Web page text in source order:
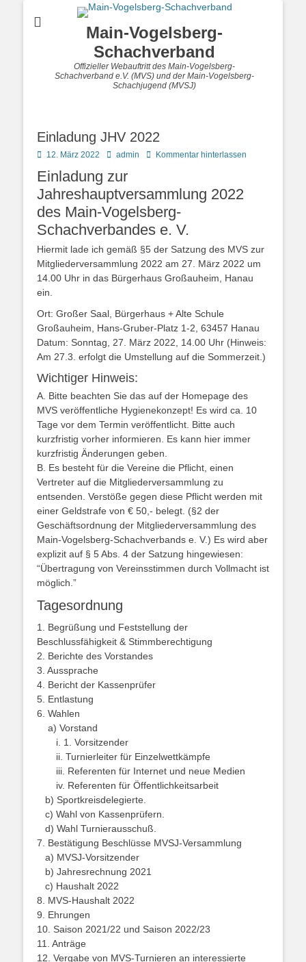
Main-Vogelsberg-
Schachverband
Offizieller Webauftritt des Main-Vogelsberg-
Schachverband e.V. (MVS) und der Main-Vogelsberg-
Schachjugend (MVSJ)
Einladung JHV 2022
Posted
12. März 2022 Autoradmin Kommentar hinterlassen
Einladung zur
Jahreshauptversammlung 2022
des Main-Vogelsberg-
Schachverbandes e. V.
Hiermit lade ich gemäß §5 der Satzung des MVS zur
Mitgliederversammlung 2022 am 27. März 2022 um
14.00 Uhr in das Bürgerhaus Großauheim, Hanau
ein.
Ort: Großer Saal, Bürgerhaus + Alte Schule
Großauheim, Hans-Gruber-Platz 1-2, 63457 Hanau
Datum: Sonntag, 27. März 2022, 14.00 Uhr (Hinweis:
Am 27.3. erfolgt die Umstellung auf die Sommerzeit.)
Wichtiger Hinweis:
A. Bitte beachten Sie das auf der Homepage des
MVS veröffentliche Hygienekonzept! Es wird ca. 10
Tage vor dem Termin veröffentlicht. Bitte auch
kurzfristig vorher informieren. Es kann hier immer
kurzfristig Änderungen geben.
B. Es besteht für die Vereine die Pflicht, einen
Vertreter auf die Mitgliederversammlung zu
entsenden. Verstöße gegen diese Pflicht werden mit
einer Geldstrafe von € 50,- belegt. (§2 der
Geschäftsordnung der Mitgliederversammlung des
Main-Vogelsberg-Schachverbands e. V.) Es wird aber
explizit auf § 5 Abs. 4 der Satzung hingewiesen:
“Übertragung von Vereinsstimmen durch Vollmacht ist
möglich.”
Tagesordnung
1. Begrüßung und Feststellung der
Beschlussfähigkeit & Stimmberechtigung
2. Berichte des Vorstandes
3. Aussprache
4. Bericht der Kassenprüfer
5. Entlastung
6. Wahlen
a) Vorstand
i. 1. Vorsitzender
ii. Turnierleiter für Einzelwettkämpfe
iii. Referenten für Internet und neue Medien
iv. Referenten für Öffentlichkeitsarbeit
b) Sportkreisdelegierte.
c) Wahl von Kassenprüfern.
d) Wahl Turnierausschuß.
7. Bestätigung Beschlüsse MVSJ-Versammlung
a) MVSJ-Vorsitzender
b) Jahresrechnung 2021
c) Haushalt 2022
8. MVS-Haushalt 2022
9. Ehrungen
10. Saison 2021/22 und Saison 2022/23
11. Anträge
12. Vergabe von MVS-Turnieren an interessierte